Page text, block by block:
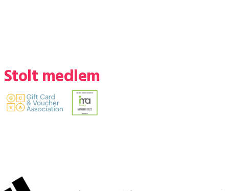
Stolt medlem